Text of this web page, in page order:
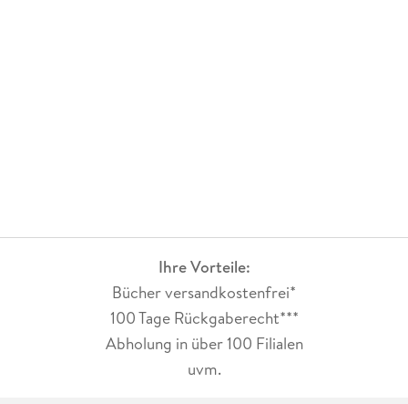
Ihre Vorteile:
Bücher versandkostenfrei*
100 Tage Rückgaberecht***
Abholung in über 100 Filialen
uvm.